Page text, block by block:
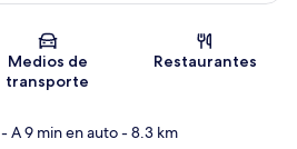
Sección del mapa
Medios de
transporte
Restaurantes
- A 9 min en auto- 8.3 km